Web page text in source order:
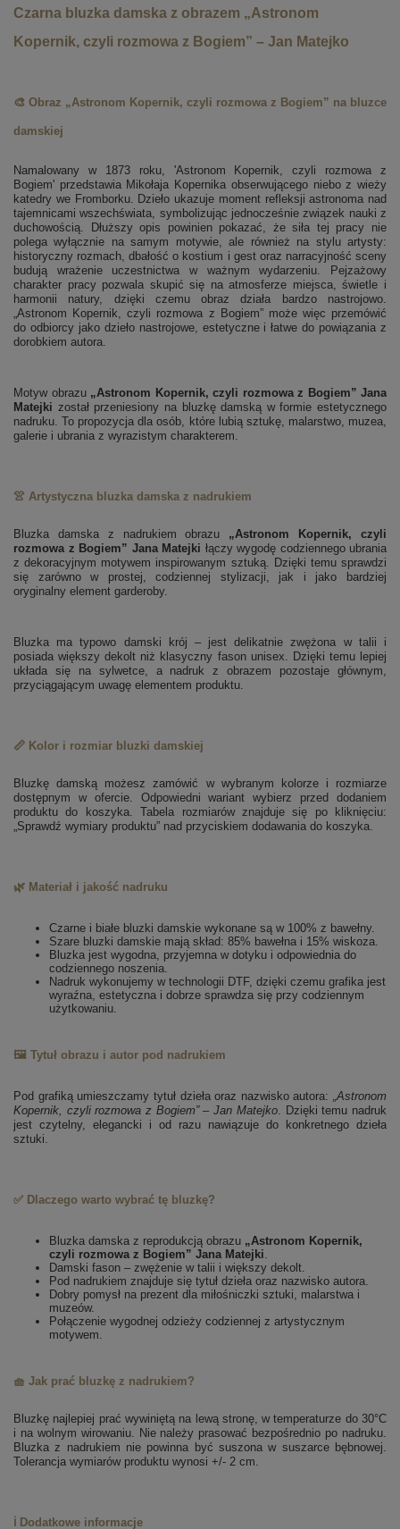
Czarna bluzka damska z obrazem „Astronom
Kopernik, czyli rozmowa z Bogiem” – Jan Matejko
🎨 Obraz „Astronom Kopernik, czyli rozmowa z Bogiem” na bluzce
damskiej
Namalowany w 1873 roku, 'Astronom Kopernik, czyli rozmowa z
Bogiem' przedstawia Mikołaja Kopernika obserwującego niebo z wieży
katedry we Fromborku. Dzieło ukazuje moment refleksji astronoma nad
tajemnicami wszechświata, symbolizując jednocześnie związek nauki z
duchowością. Dłuższy opis powinien pokazać, że siła tej pracy nie
polega wyłącznie na samym motywie, ale również na stylu artysty:
historyczny rozmach, dbałość o kostium i gest oraz narracyjność sceny
budują wrażenie uczestnictwa w ważnym wydarzeniu. Pejzażowy
charakter pracy pozwala skupić się na atmosferze miejsca, świetle i
harmonii natury, dzięki czemu obraz działa bardzo nastrojowo.
„Astronom Kopernik, czyli rozmowa z Bogiem” może więc przemówić
do odbiorcy jako dzieło nastrojowe, estetyczne i łatwe do powiązania z
dorobkiem autora.
Motyw obrazu „Astronom Kopernik, czyli rozmowa z Bogiem” Jana
Matejki został przeniesiony na bluzkę damską w formie estetycznego
nadruku. To propozycja dla osób, które lubią sztukę, malarstwo, muzea,
galerie i ubrania z wyrazistym charakterem.
👚 Artystyczna bluzka damska z nadrukiem
Bluzka damska z nadrukiem obrazu „Astronom Kopernik, czyli
rozmowa z Bogiem” Jana Matejki łączy wygodę codziennego ubrania
z dekoracyjnym motywem inspirowanym sztuką. Dzięki temu sprawdzi
się zarówno w prostej, codziennej stylizacji, jak i jako bardziej
oryginalny element garderoby.
Bluzka ma typowo damski krój – jest delikatnie zwężona w talii i
posiada większy dekolt niż klasyczny fason unisex. Dzięki temu lepiej
układa się na sylwetce, a nadruk z obrazem pozostaje głównym,
przyciągającym uwagę elementem produktu.
📏 Kolor i rozmiar bluzki damskiej
Bluzkę damską możesz zamówić w wybranym kolorze i rozmiarze
dostępnym w ofercie. Odpowiedni wariant wybierz przed dodaniem
produktu do koszyka. Tabela rozmiarów znajduje się po kliknięciu:
„Sprawdź wymiary produktu” nad przyciskiem dodawania do koszyka.
🌿 Materiał i jakość nadruku
Czarne i białe bluzki damskie wykonane są w 100% z bawełny.
Szare bluzki damskie mają skład: 85% bawełna i 15% wiskoza.
Bluzka jest wygodna, przyjemna w dotyku i odpowiednia do
codziennego noszenia.
Nadruk wykonujemy w technologii DTF, dzięki czemu grafika jest
wyraźna, estetyczna i dobrze sprawdza się przy codziennym
użytkowaniu.
🖼️ Tytuł obrazu i autor pod nadrukiem
Pod grafiką umieszczamy tytuł dzieła oraz nazwisko autora: „Astronom
Kopernik, czyli rozmowa z Bogiem” – Jan Matejko. Dzięki temu nadruk
jest czytelny, elegancki i od razu nawiązuje do konkretnego dzieła
sztuki.
✅ Dlaczego warto wybrać tę bluzkę?
Bluzka damska z reprodukcją obrazu „Astronom Kopernik,
czyli rozmowa z Bogiem” Jana Matejki.
Damski fason – zwężenie w talii i większy dekolt.
Pod nadrukiem znajduje się tytuł dzieła oraz nazwisko autora.
Dobry pomysł na prezent dla miłośniczki sztuki, malarstwa i
muzeów.
Połączenie wygodnej odzieży codziennej z artystycznym
motywem.
🧺 Jak prać bluzkę z nadrukiem?
Bluzkę najlepiej prać wywiniętą na lewą stronę, w temperaturze do 30°C
i na wolnym wirowaniu. Nie należy prasować bezpośrednio po nadruku.
Bluzka z nadrukiem nie powinna być suszona w suszarce bębnowej.
Tolerancja wymiarów produktu wynosi +/- 2 cm.
ℹ️ Dodatkowe informacje